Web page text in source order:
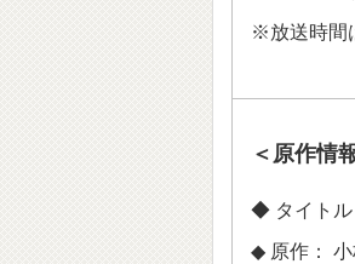
※放送時間
＜原作情
◆ タイトル
◆ 原作： 小